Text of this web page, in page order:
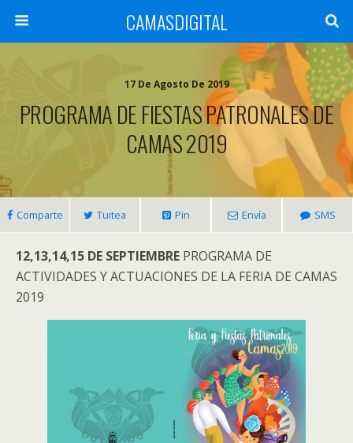
CAMASDIGITAL
17 De Agosto De 2019
PROGRAMA DE FIESTAS PATRONALES DE
CAMAS 2019
Comparte Tuitea Pin Envía SMS
12,13,14,15 DE SEPTIEMBRE PROGRAMA DE
ACTIVIDADES Y ACTUACIONES DE LA FERIA DE CAMAS
2019